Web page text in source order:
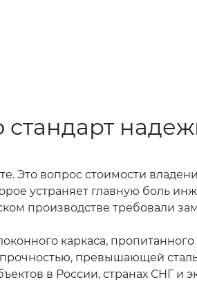
Это вопрос стоимости
устраняет главную боль
производстве требовали
каркаса, пропитанного
превышающей
в России, странах СНГ и